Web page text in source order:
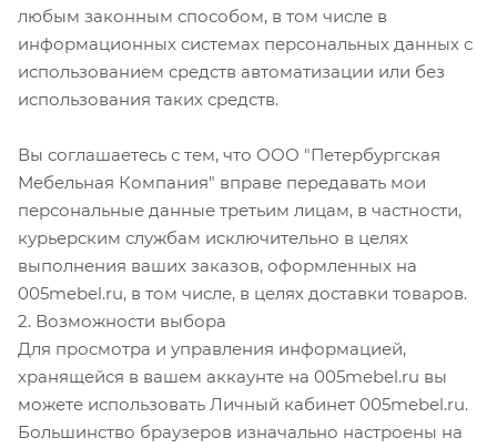
любым законным способом, в том числе в
информационных системах персональных данных с
использованием средств автоматизации или без
использования таких средств.
Вы соглашаетесь с тем, что ООО "Петербургская
Мебельная Компания" вправе передавать мои
персональные данные третьим лицам, в частности,
курьерским службам исключительно в целях
выполнения ваших заказов, оформленных на
005mebel.ru, в том числе, в целях доставки товаров.
2. Возможности выбора
Для просмотра и управления информацией,
хранящейся в вашем аккаунте на 005mebel.ru вы
можете использовать Личный кабинет 005mebel.ru.
Большинство браузеров изначально настроены на